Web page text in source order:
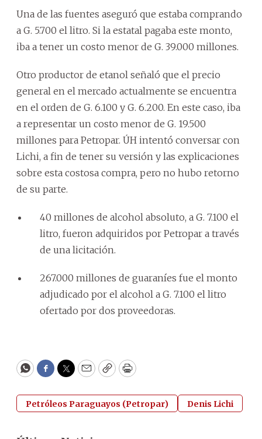
Una de las fuentes aseguró que estaba comprando
a G. 5.700 el litro. Si la estatal pagaba este monto,
iba a tener un costo menor de G. 39.000 millones.
Otro productor de etanol señaló que el precio
general en el mercado actualmente se encuentra
en el orden de G. 6.100 y G. 6.200. En este caso, iba
a representar un costo menor de G. 19.500
millones para Petropar. ÚH intentó conversar con
Lichi, a fin de tener su versión y las explicaciones
sobre esta costosa compra, pero no hubo retorno
de su parte.
40 millones de alcohol absoluto, a G. 7.100 el
litro, fueron adquiridos por Petropar a través
de una licitación.
267.000 millones de guaraníes fue el monto
adjudicado por el alcohol a G. 7.100 el litro
ofertado por dos proveedoras.
WhatsApp
Facebook
Twitter
EmailCopyPrint
Petróleos Paraguayos (Petropar) Denis Lichi